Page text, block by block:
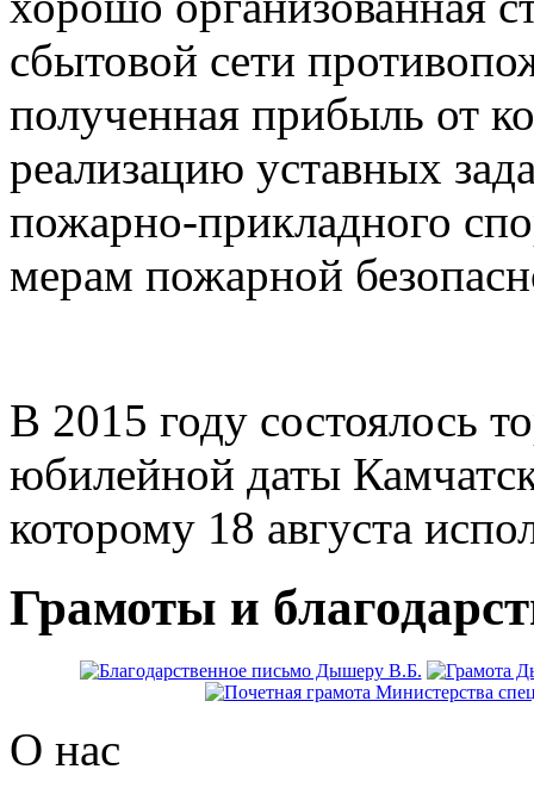
сбытовой сети
полученная прибыль от
реализацию уставных
пожарно-прикладного
мерам пожарной
В 2015 году состоялось
юбилейной даты
которому 18 августа
Грамоты и
О нас